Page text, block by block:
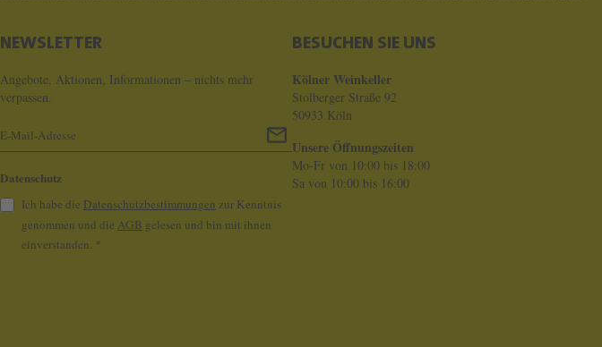
NEWSLETTER
Angebote, Aktionen, Informationen – nichts mehr
verpassen.
Datenschutz
Ich habe die Datenschutzbestimmungen zur Kenntnis
genommen und die AGB gelesen und bin mit ihnen
einverstanden. *
BESUCHEN SIE UNS
Kölner Weinkeller
Stolberger Straße 92
50933 Köln
Unsere Öffnungszeiten
Mo-Fr von 10:00 bis 18:00
Sa von 10:00 bis 16:00